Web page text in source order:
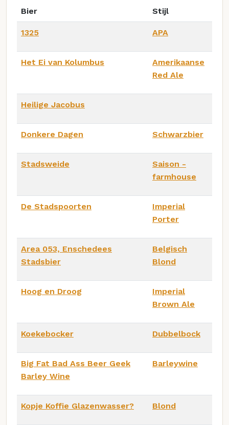
Bier Stijl
1325 APA
Het Ei van Kolumbus
Amerikaanse
Red Ale
Heilige Jacobus
Donkere Dagen Schwarzbier
Stadsweide
Saison -
farmhouse
De Stadspoorten
Imperial
Porter
Area 053, Enschedees
Stadsbier
Belgisch
Blond
Hoog en Droog
Imperial
Brown Ale
Koekebocker Dubbelbock
Big Fat Bad Ass Beer Geek
Barley Wine
Barleywine
Kopje Koffie Glazenwasser? Blond